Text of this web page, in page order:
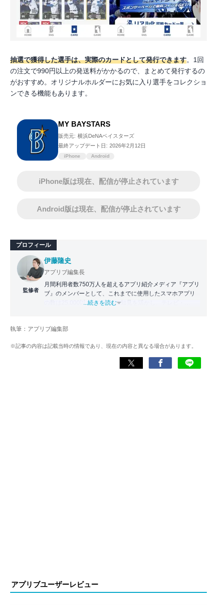
抽選で獲得した選手は、実際のカードとして発行できます。1回
の注文で990円以上の発送料がかかるので、まとめて発行するの
がおすすめ。オリジナルホルダーにお気に入り選手をコレクショ
ンできる機能もあります。
MY BAYSTARS
販売元: 横浜DeNAベイスターズ
最終アップデート日: 2026年2月12日
iPhone Android
iPhone版は現在、配信が停止されています
Android版は現在、配信が停止されています
プロフィール
監修者
伊藤隆史
アプリブ編集長
月間利用者数750万人を超えるアプリ紹介メディア『アプリ
ブ』のメンバーとして、これまでに使用したスマホアプリ
の数は25,000以上。アプリの知見を活かし、テレビ・
化アプリの紹介）、TBS『サタプラ』（スマホライフが変
スマホアプリ）他
...続きを読む
執筆：アプリブ編集部
※記事の内容は記載当時の情報であり、現在の内容と異なる場合があります。
アプリブユーザーレビュー